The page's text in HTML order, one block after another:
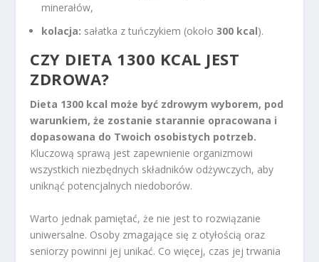
minerałów,
kolacja: sałatka z tuńczykiem (około300 kcal).
CZY DIETA 1300 KCAL JEST
ZDROWA?
Dieta 1300 kcal może być zdrowym wyborem, pod
warunkiem, że zostanie starannie opracowana i
dopasowana do Twoich osobistych potrzeb.
Kluczową sprawą jest zapewnienie organizmowi
wszystkich niezbędnych składników odżywczych, aby
uniknąć potencjalnych niedoborów.
Warto jednak pamiętać, że nie jest to rozwiązanie
uniwersalne. Osoby zmagające się z otyłością oraz
seniorzy powinni jej unikać. Co więcej, czas jej trwania